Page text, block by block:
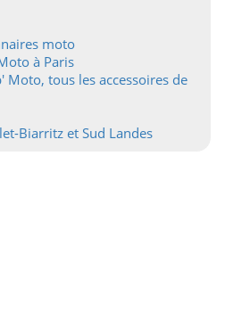
moto
à Paris
Moto, tous les accessoires de
Biarritz et Sud Landes